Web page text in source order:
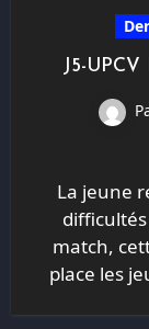
J5-
La jeune
match,
place les